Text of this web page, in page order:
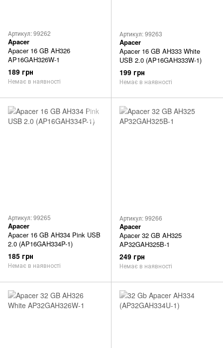
Артикул: 99262
Apacer
Apacer 16 GB AH326
AP16GAH326W-1
189 грн
Немає в наявності
Артикул: 99263
Apacer
Apacer 16 GB AH333 White
USB 2.0 (AP16GAH333W-1)
199 грн
Немає в наявності
Артикул: 99265
Apacer
Apacer 16 GB AH334 Pink USB
2.0 (AP16GAH334P-1)
185 грн
Немає в наявності
Артикул: 99266
Apacer
Apacer 32 GB AH325
AP32GAH325B-1
249 грн
Немає в наявності